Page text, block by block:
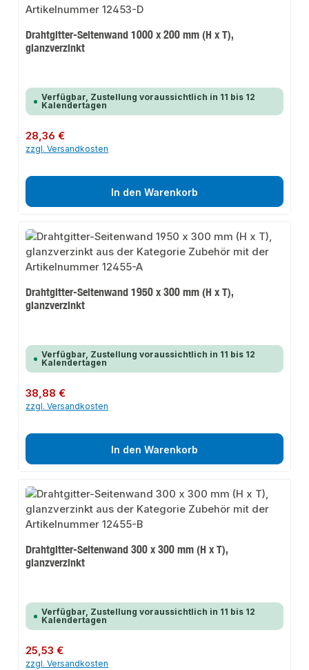
Drahtgitter-Seitenwand 1000 x 200 mm (H x T),
glanzverzinkt
Verfügbar, Zustellung voraussichtlich in 11 bis 12
Kalendertagen
Regulärer Preis:
28,36 €
zzgl. Versandkosten
In den Warenkorb
Drahtgitter-Seitenwand 1950 x 300 mm (H x T),
glanzverzinkt
Verfügbar, Zustellung voraussichtlich in 11 bis 12
Kalendertagen
Regulärer Preis:
38,88 €
zzgl. Versandkosten
In den Warenkorb
Drahtgitter-Seitenwand 300 x 300 mm (H x T),
glanzverzinkt
Verfügbar, Zustellung voraussichtlich in 11 bis 12
Kalendertagen
Regulärer Preis:
25,53 €
zzgl. Versandkosten